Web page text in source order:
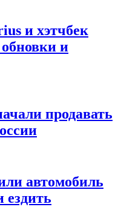
и хэтчбек
и
продавать
автомобиль
ездить